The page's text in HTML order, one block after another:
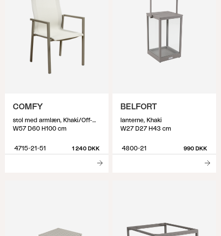
COMFY
stol med armlæn, Khaki/Off-white
W57 D60 H100 cm
4715-21-51 1 240 DKK
BELFORT
lanterne, Khaki
W27 D27 H43 cm
4800-21 990 DKK